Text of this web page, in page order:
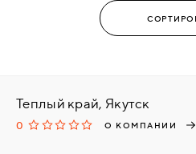
Теплый край, Якутск
0 О КОМПАНИИ